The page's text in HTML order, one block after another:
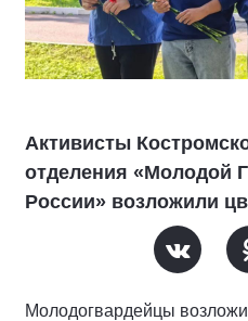
Активисты
отделения «Молодой
России» возложили
Молодогвардейцы